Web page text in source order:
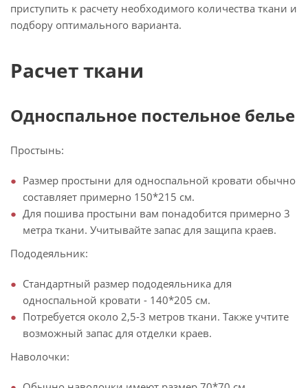
приступить к расчету необходимого количества ткани и
подбору оптимального варианта.
Расчет ткани
Односпальное постельное белье
Простынь:
Размер простыни для односпальной кровати обычно
составляет примерно 150*215 см.
Для пошива простыни вам понадобится примерно 3
метра ткани. Учитывайте запас для защипа краев.
Пододеяльник:
Стандартный размер пододеяльника для
односпальной кровати - 140*205 см.
Потребуется около 2,5-3 метров ткани. Также учтите
возможный запас для отделки краев.
Наволочки: